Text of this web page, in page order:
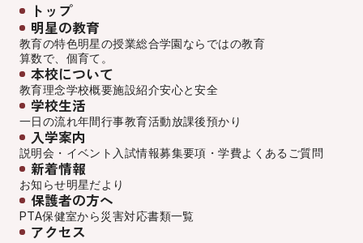
トップ
明星の教育
教育の特色明星の授業総合学園ならではの教育
算数で、個育て。
本校について
教育理念学校概要施設紹介安心と安全
学校生活
一日の流れ年間行事教育活動放課後預かり
入学案内
説明会・イベント 入試情報募集要項・学費よくあるご質問
新着情報
お知らせ明星だより
保護者の方へ
PTA保健室から災害対応書類一覧
アクセス